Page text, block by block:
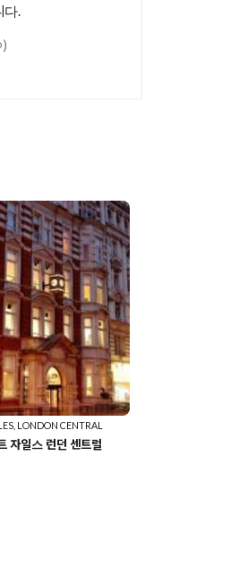
다.
)
LONDON CENTRAL
자일스 런던 센트럴